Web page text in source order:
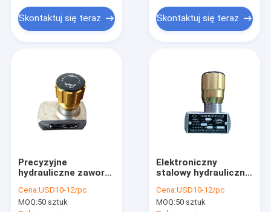
Skontaktuj się teraz Skontaktuj się teraz
Precyzyjne
hydrauliczne zawory
przepływem z
kompensacją
Cena:USD10-12/pc
MOQ:50 sztuk
Elektroniczny
stalowy hydrauliczny
przepływem,
hydrauliczny zawór
Cena:USD10-12/pc
MOQ:50 sztuk